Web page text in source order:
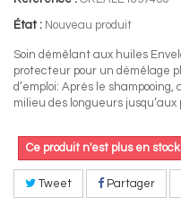
État : Nouveau produit
Soin démêlant aux huiles
protecteur pour un démêlage
d’emploi: Après le
milieu des longueurs
Ce produit n'est plus en stock
Tweet Partager